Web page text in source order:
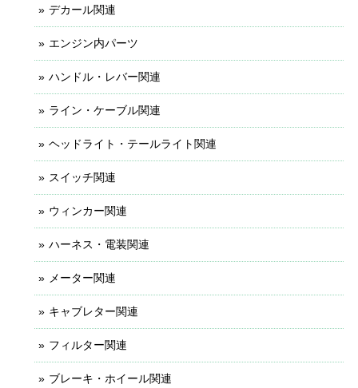
デカール関連
エンジン内パーツ
ハンドル・レバー関連
ライン・ケーブル関連
ヘッドライト・テールライト関連
スイッチ関連
ウィンカー関連
ハーネス・電装関連
メーター関連
キャブレター関連
フィルター関連
ブレーキ・ホイール関連